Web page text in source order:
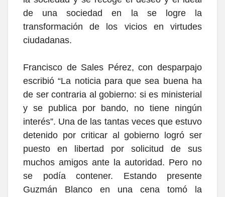
de una sociedad en la se logre la
transformación de los vicios en virtudes
ciudadanas.
Francisco de Sales Pérez, con desparpajo
escribió “La noticia para que sea buena ha
de ser contraria al gobierno: si es ministerial
y se publica por bando, no tiene ningún
interés”. Una de las tantas veces que estuvo
detenido por criticar al gobierno logró ser
puesto en libertad por solicitud de sus
muchos amigos ante la autoridad. Pero no
se podía contener. Estando presente
Guzmán Blanco en una cena tomó la